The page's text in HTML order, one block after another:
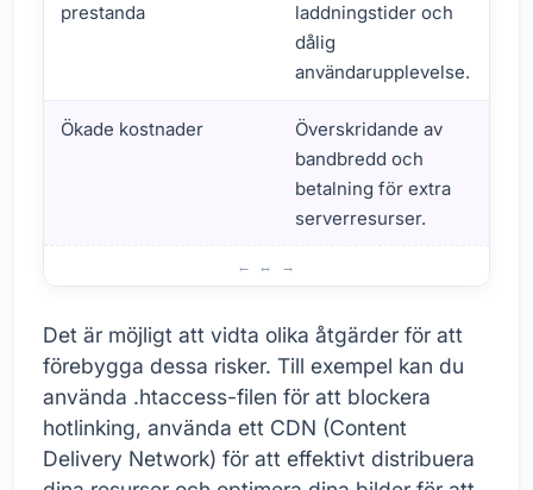
prestanda
laddningstider och
dålig
användarupplevelse.
Ökade kostnader
Överskridande av
bandbredd och
betalning för extra
serverresurser.
Det är möjligt att vidta olika åtgärder för att
förebygga dessa risker. Till exempel kan du
använda .htaccess-filen för att blockera
hotlinking, använda ett CDN (Content
Delivery Network) för att effektivt distribuera